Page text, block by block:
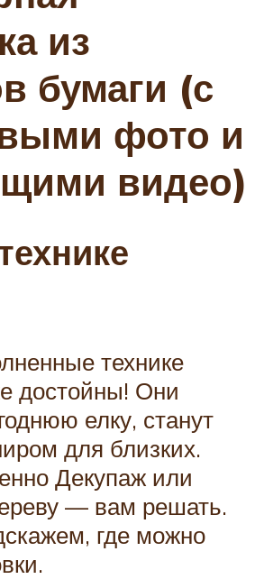
из
бумаги (с
фото и
видео)
технике
достойны! Они
елку, станут
для близких.
Декупаж или
— вам решать.
где можно